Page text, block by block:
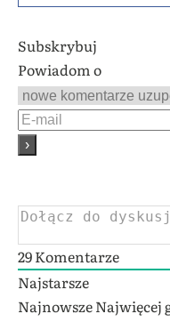
Subskrybuj
Powiadom o
29Komentarze
Najstarsze
NajnowszeNajwięcej